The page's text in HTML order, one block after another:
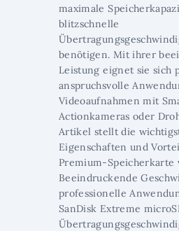
maximale
blitzschnelle
benötigen. Mit ihrer
Leistung eignet sie sich
anspruchsvolle
Videoaufnahmen mit
Actionkameras oder
Artikel stellt die
Eigenschaften und
Premium-Speicherkarte
Beeindruckende
professionelle
SanDisk Extreme